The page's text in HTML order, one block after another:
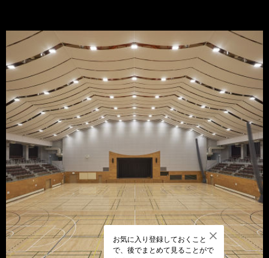
お気に入り登録しておくこと
で、後でまとめて見ることがで